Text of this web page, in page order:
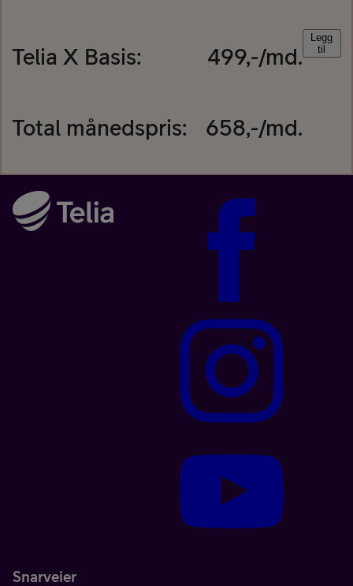
Telia X Basis: 499,-/md.
Total månedspris: 658,-/md.
Legg
til
Snarveier